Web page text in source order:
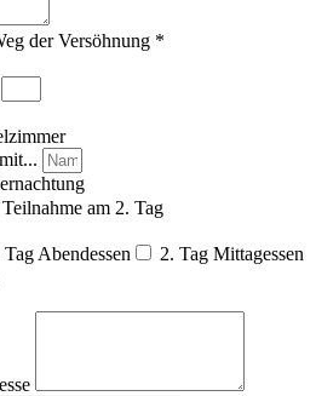
der Versöhnung *
Teilnahme am 2. Tag
Tag Abendessen
2. Tag Mittagessen